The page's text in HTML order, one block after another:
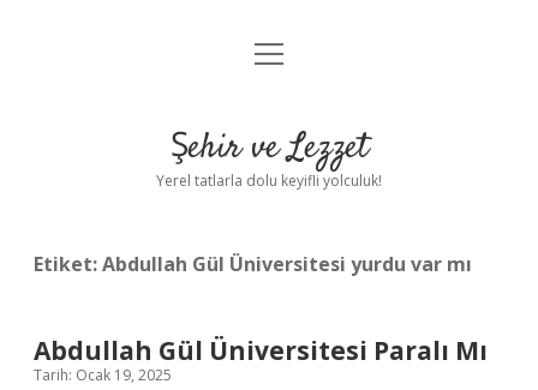
Anasayfa
Yasal Uyarı
menüyü
Şehir ve Lezzet
Yerel tatlarla dolu keyifli yolculuk!
Etiket:Abdullah Gül Üniversitesi yurdu var mı
Abdullah Gül Üniversitesi Paralı Mı
Tarih: Ocak 19, 2025